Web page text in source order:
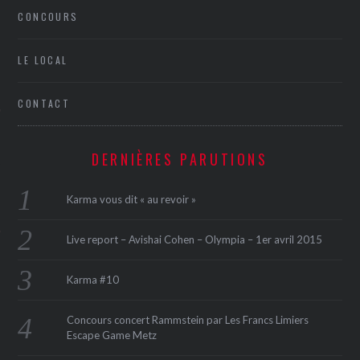
SOCIAUX
CONCOURS
LE LOCAL
CONTACT
DERNIÈRES PARUTIONS
Karma vous dit « au revoir »
Live report – Avishai Cohen – Olympia – 1er avril 2015
Karma #10
Concours concert Rammstein par Les Francs Limiers
Escape Game Metz